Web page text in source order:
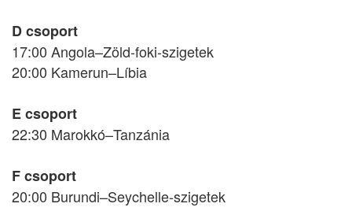
D csoport
17:00 Angola–Zöld-foki-szigetek
20:00 Kamerun–Líbia
E csoport
22:30 Marokkó–Tanzánia
F csoport
20:00 Burundi–Seychelle-szigetek